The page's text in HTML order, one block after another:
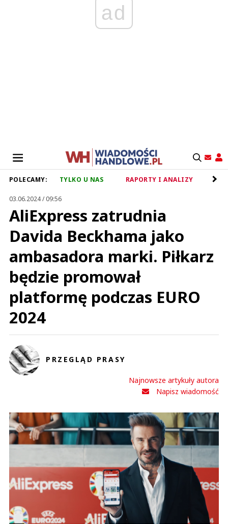
ad
POLECAMY: TYLKO U NAS RAPORTY I ANALIZY
03.06.2024 / 09:56
AliExpress zatrudnia
Davida Beckhama jako
ambasadora marki. Piłkarz
będzie promował
platformę podczas EURO
2024
PRZEGLĄD PRASY
Najnowsze artykuły autora
Napisz wiadomość